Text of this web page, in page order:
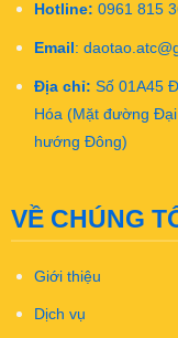
Hotline: 0961 815
Email :
Địa chỉ: Số 01A45
Hóa (Mặt đường
hướng Đông)
VỀ CHÚNG
Giới thiệu
Dịch vụ